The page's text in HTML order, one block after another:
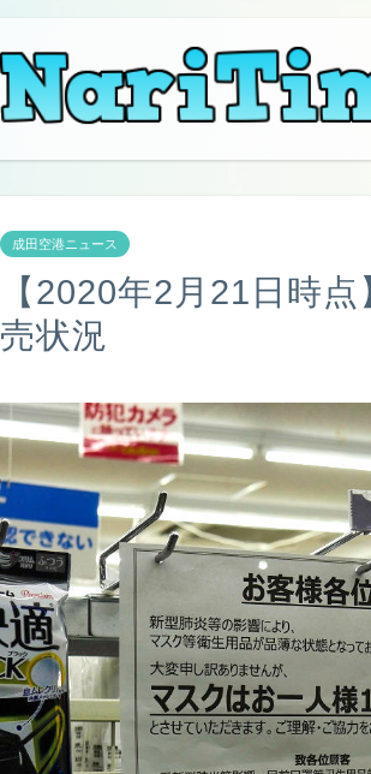
成田空港ニュース
【2020年2月21日時
売状況